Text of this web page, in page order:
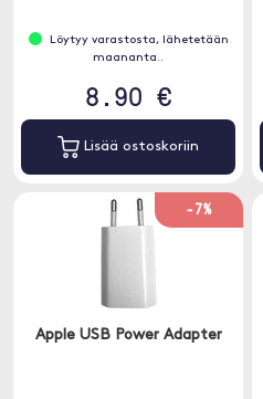
Löytyy varastosta, lähetetään
maananta..
8.90 €
Lisää ostoskoriin
-7%
Apple USB Power Adapter